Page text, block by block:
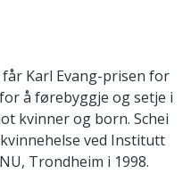
Karl Evang-prisen for
å førebyggje og setje i
kvinner og born. Schei
ved Institutt
Trondheim i 1998.